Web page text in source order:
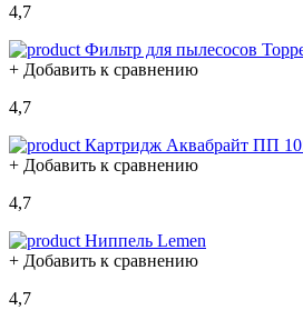
4,7
Фильтр для пылесосов
+ Добавить к сравнению
4,7
Картридж Аквабрайт ПП
+ Добавить к сравнению
4,7
Ниппель Lemen
+ Добавить к сравнению
4,7